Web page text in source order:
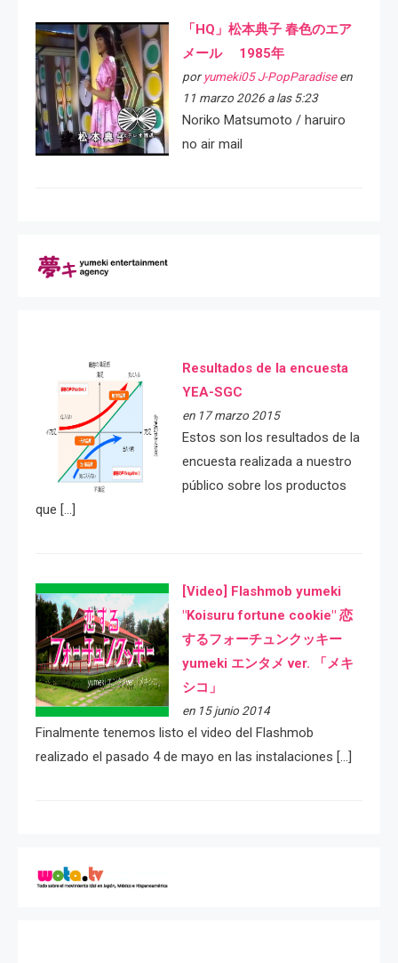
「HQ」松本典子 春色のエア
メール 1985年
por yumeki05 J-PopParadiseen
11 marzo 2026 a las 5:23
Noriko Matsumoto / haruiro
no air mail
Resultados de la encuesta
YEA-SGC
en 17 marzo 2015
Estos son los resultados de la
encuesta realizada a nuestro
público sobre los productos
que […]
[Video] Flashmob yumeki
"Koisuru fortune cookie" 恋
するフォーチュンクッキー
yumeki エンタメ ver. 「メキ
シコ」
en 15 junio 2014
Finalmente tenemos listo el video del Flashmob
realizado el pasado 4 de mayo en las instalaciones […]